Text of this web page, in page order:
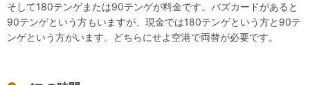
そして180テンゲまたは90テンゲが料金です。バズカードがあると
90テンゲという方もいますが、現金では180テンゲという方と90テ
ンゲという方がいます。どちらにせよ空港で両替が必要です。